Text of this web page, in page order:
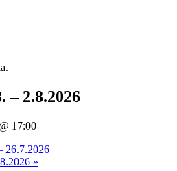
– 2.8.2026
17:00
26.7.2026
»